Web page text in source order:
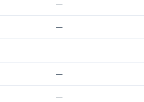
—
—
—
—
—